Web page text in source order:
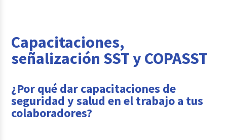
Capacitaciones,
señalización SST y COPASST
¿Por qué dar capacitaciones de
seguridad y salud en el trabajo a tus
colaboradores?